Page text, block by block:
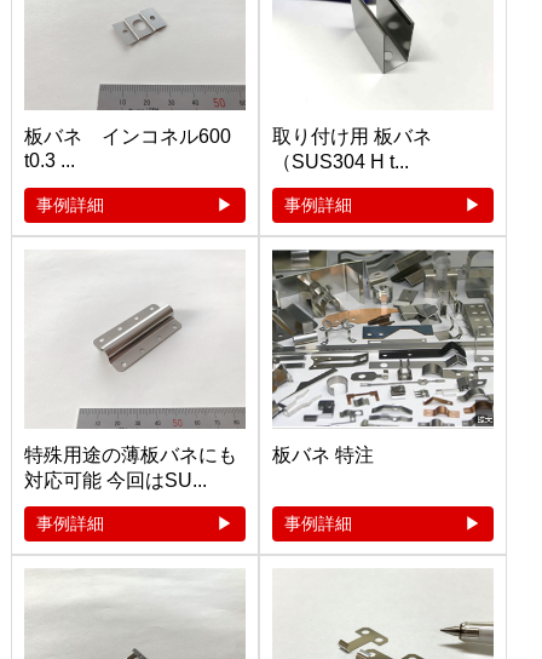
板バネ インコネル600
t0.3 ...
事例詳細
取り付け用 板バネ
（SUS304 H t...
事例詳細
特殊用途の薄板バネにも
対応可能 今回はSU...
事例詳細
板バネ 特注
事例詳細